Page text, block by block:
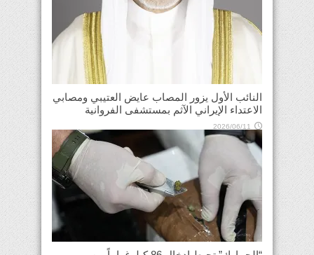
النائب الأول يزور المصاب عايض العتيبي ومصابي
الاعتداء الإيراني الآثم بمستشفى الفروانية
2026/06/11